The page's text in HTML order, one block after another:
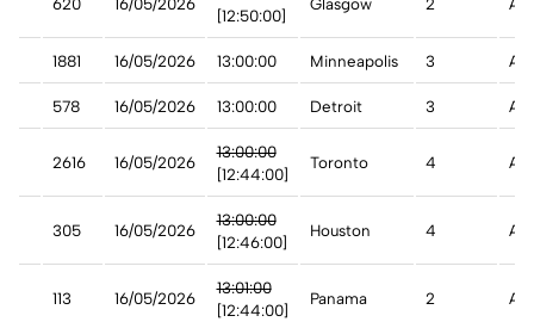
[12:50:00]
1881 16/05/2026 13:00:00 Minneapolis 3 A
578 16/05/2026 13:00:00 Detroit 3 A
2616 16/05/2026
13:00:00
[12:44:00]
Toronto 4
305 16/05/2026
13:00:00
[12:46:00]
Houston 4
113 16/05/2026
13:01:00
[12:44:00]
Panama 2